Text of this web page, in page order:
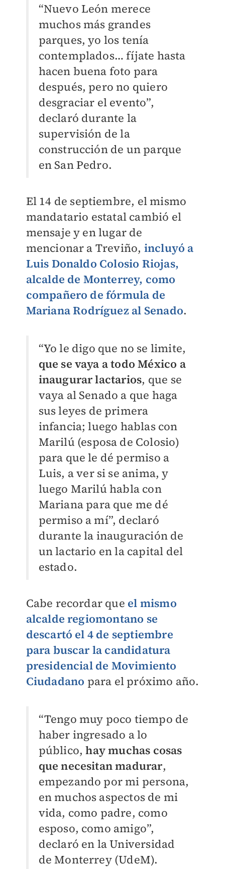
“Nuevo León merece
muchos más grandes
parques, yo los tenía
contemplados… fíjate hasta
hacen buena foto para
después, pero no quiero
desgraciar el evento”,
declaró durante la
supervisión de la
construcción de un parque
en San Pedro.
El 14 de septiembre, el mismo
mandatario estatal cambió el
mensaje y en lugar de
mencionar a Treviño, incluyó a
Luis Donaldo Colosio Riojas,
alcalde de Monterrey, como
compañero de fórmula de
Mariana Rodríguez al Senado.
“Yo le digo que no se limite,
que se vaya a todo México a
inaugurar lactarios, que se
vaya al Senado a que haga
sus leyes de primera
infancia; luego hablas con
Marilú (esposa de Colosio)
para que le dé permiso a
Luis, a ver si se anima, y
luego Marilú habla con
Mariana para que me dé
permiso a mí”, declaró
durante la inauguración de
un lactario en la capital del
estado.
Cabe recordar que el mismo
alcalde regiomontano se
descartó el 4 de septiembre
para buscar la candidatura
presidencial de Movimiento
Ciudadano para el próximo año.
“Tengo muy poco tiempo de
haber ingresado a lo
público,hay muchas cosas
que necesitan madurar,
empezando por mi persona,
en muchos aspectos de mi
vida, como padre, como
esposo, como amigo”,
declaró en la Universidad
de Monterrey (UdeM).